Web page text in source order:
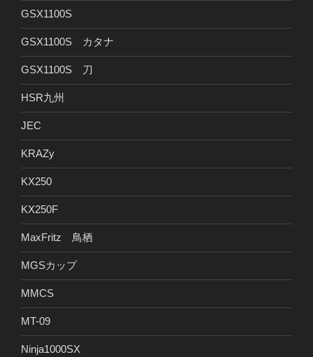
GSX1100S
GSX1100S カタナ
GSX1100S 刀
HSR九州
JEC
KRAZy
KX250
KX250F
MaxFritz 鳥栖
MGSカップ
MMCS
MT-09
Ninja1000SX